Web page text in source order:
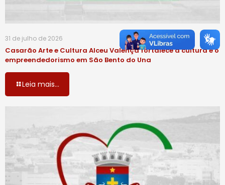
31 de julho de 2026
Casarão Arte e Cultura Alceu Valença fortalece a cultura e o
empreendedorismo em São Bento do Una
Leia mais...